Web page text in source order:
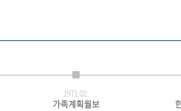
1971.02.
가족계획월보